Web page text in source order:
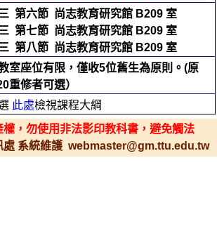
第六節
尚志教育研究館 B209 室
第七節
尚志教育研究館 B209 室
第八節 尚志教育研究館 B209 室
室座位有限，僅收5位舊生為原則。(原
重修者可選）
此處檢視課程大綱
，勿使用非法影印教科書，避免觸法
處 系統維護 webmaster@gm.ttu.edu.tw